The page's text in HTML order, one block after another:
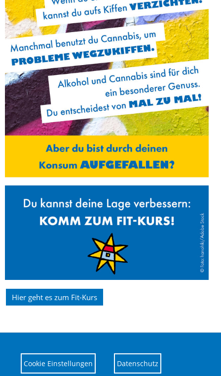
Hier geht es zum Fit-Kurs
Cookie Einstellungen Datenschutz